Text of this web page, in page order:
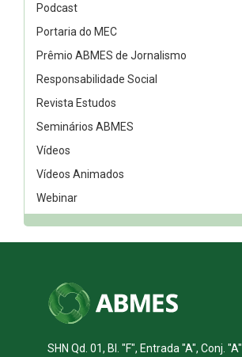
Podcast
Portaria do MEC
Prêmio ABMES de Jornalismo
Responsabilidade Social
Revista Estudos
Seminários ABMES
Vídeos
Vídeos Animados
Webinar
SHN Qd. 01, Bl. "F", Entrada "A", Conj. "A"